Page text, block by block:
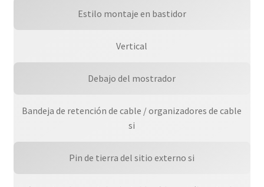
Estilo montaje en bastidor
Vertical
Debajo del mostrador
Bandeja de retención de cable / organizadores de cable
si
Pin de tierra del sitio externo si